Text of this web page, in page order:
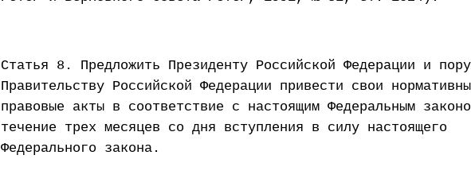
Статья 8. Предложить Президенту Российской Федерации и
Правительству Российской Федерации привести свои
правовые акты в соответствие с настоящим Федеральным
течение трех месяцев со дня вступления в силу настоящего
Федерального закона.